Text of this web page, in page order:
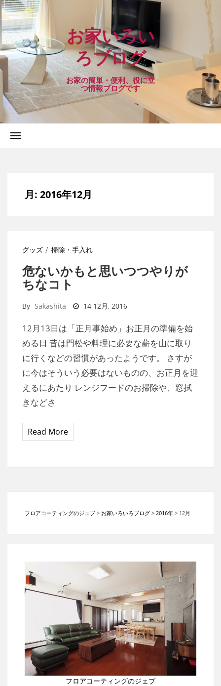
お家いろい
ろブログ
お家の簡単・便利、役に立
つ情報ブログです
月: 2016年12月
グッズ 掃除・手入れ
危ないかもと思いつつやりが
ちなコト
By Sakashita 14 12月, 2016
12月13日は「正月事始め」お正月の準備を始
める日 昔は門松や料理に必要な薪を山に取り
に行くなどの習慣があったようです。 さすが
に今はそういう必要はないものの、お正月を迎
えるにあたり レンジフードのお掃除や、窓拭
きなどさ
Read More
フロアコーティングのジェブ > お家いろいろブログ > 2016年 > 12月
フロアコーティングのジェブ